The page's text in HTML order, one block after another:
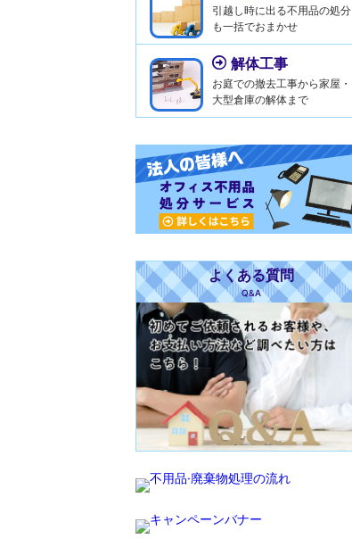
引越し時に出る不用品の処分
も一括でおまかせ
解体工事
お庭での撤去工事から家屋・
大型倉庫の解体まで
よくある質問
Q&A